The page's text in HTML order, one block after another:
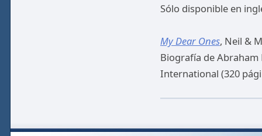
Sólo disponible en
My Dear Ones, Neil &
Biografía de Abraham
International (320